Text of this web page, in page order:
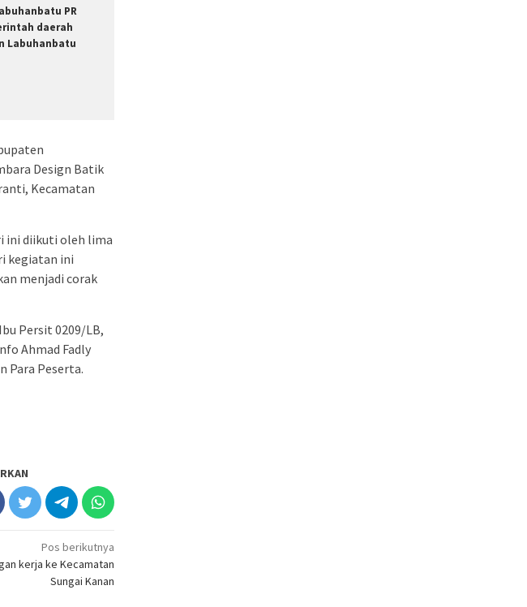
PR
daerah
Labuhanbatu
Design Batik
Kecamatan
ini diikuti oleh lima
kegiatan ini
menjadi corak
Persit 0209/LB,
Ahmad Fadly
Para Peserta.
Pos berikutnya
kerja ke Kecamatan
Sungai Kanan